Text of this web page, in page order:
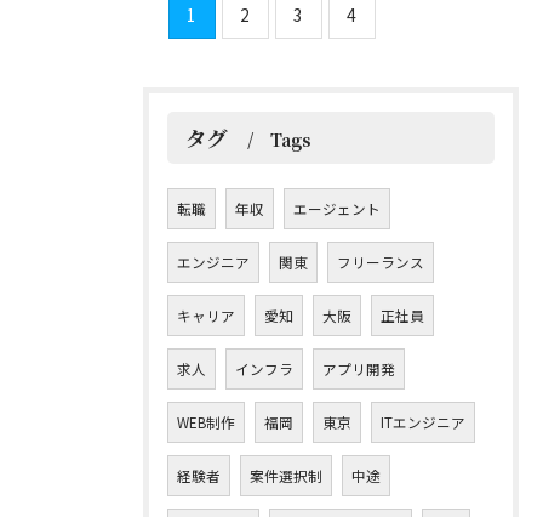
1 2 3 4
タグ Tags
転職 年収 エージェント
エンジニア 関東 フリーランス
キャリア 愛知 大阪 正社員
求人 インフラ アプリ開発
WEB制作 福岡 東京 ITエンジニア
経験者 案件選択制 中途